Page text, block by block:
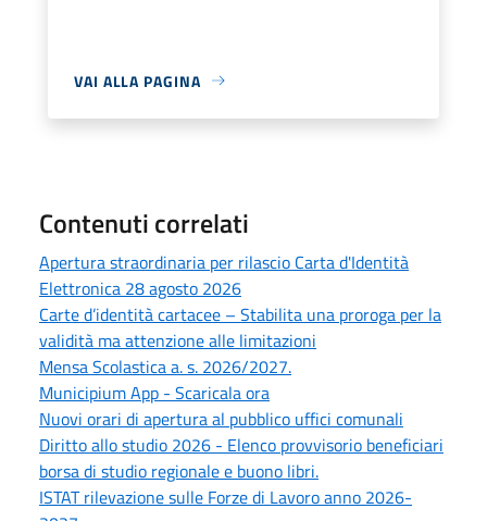
VAI ALLA PAGINA
Contenuti correlati
Apertura straordinaria per rilascio Carta d'Identità
Elettronica 28 agosto 2026
Carte d’identità cartacee – Stabilita una proroga per la
validità ma attenzione alle limitazioni
Mensa Scolastica a. s. 2026/2027.
Municipium App - Scaricala ora
Nuovi orari di apertura al pubblico uffici comunali
Diritto allo studio 2026 - Elenco provvisorio beneficiari
borsa di studio regionale e buono libri.
ISTAT rilevazione sulle Forze di Lavoro anno 2026-